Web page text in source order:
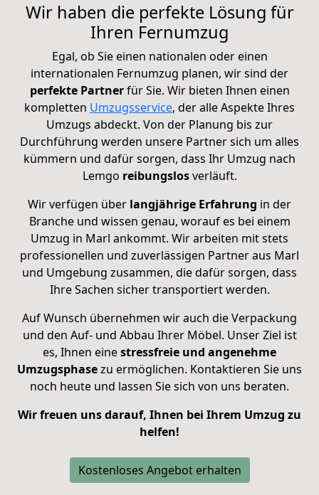
Wir haben die perfekte Lösung für
Ihren Fernumzug
Egal, ob Sie einen nationalen oder einen
internationalen Fernumzug planen, wir sind der
perfekte Partnerfür Sie. Wir bieten Ihnen einen
kompletten Umzugsservice, der alle Aspekte Ihres
Umzugs abdeckt. Von der Planung bis zur
Durchführung werden unsere Partner sich um alles
kümmern und dafür sorgen, dass Ihr Umzug nach
Lemgo reibungslosverläuft.
Wir verfügen über langjährige Erfahrung in der
Branche und wissen genau, worauf es bei einem
Umzug in Marl ankommt. Wir arbeiten mit stets
professionellen und zuverlässigen Partner aus Marl
und Umgebung zusammen, die dafür sorgen, dass
Ihre Sachen sicher transportiert werden.
Auf Wunsch übernehmen wir auch die Verpackung
und den Auf- und Abbau Ihrer Möbel. Unser Ziel ist
es, Ihnen einestressfreie und angenehme
Umzugsphasezu ermöglichen. Kontaktieren Sie uns
noch heute und lassen Sie sich von uns beraten.
Wir freuen uns darauf, Ihnen bei Ihrem Umzug zu
helfen!
Kostenloses Angebot erhalten